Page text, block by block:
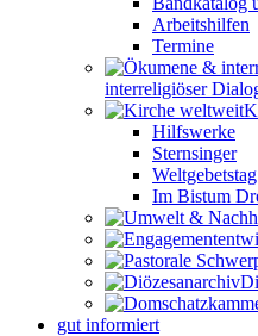
Arbeitshilfen
Termine
interreligiöser
Hilfswerke
Sternsinger
Im Bistum
gut informiert